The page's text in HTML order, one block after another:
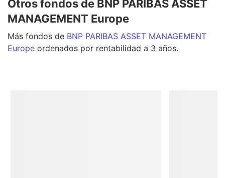
Otros fondos de BNP PARIBAS ASSET
MANAGEMENT Europe
Más fondos de BNP PARIBAS ASSET MANAGEMENT
Europe ordenados por rentabilidad a 3 años.